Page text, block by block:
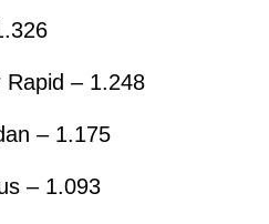
Rapid – 1.248
– 1.175
– 1.093